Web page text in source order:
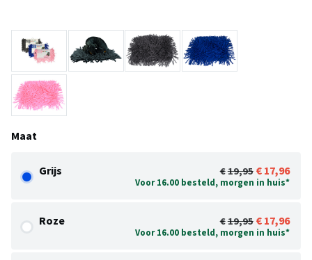
Maat
Grijs 19,95 17,96
Voor 16.00 besteld, morgen in huis*
Roze 19,95 17,96
Voor 16.00 besteld, morgen in huis*